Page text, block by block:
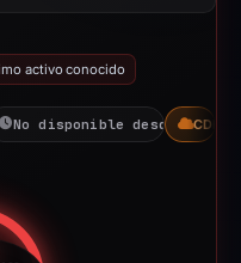
activo conocido
No disponible desde 06/06/
CDN